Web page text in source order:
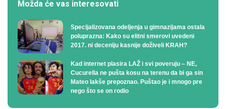
Možda će vas interesovati
Specijalizovana odeljenja u gimnazijama ostala
poluprazna: Kako su elitni smerovi uvedeni
2017. ni deceniju kasnije doživeli KRAH?
Kad internet plasira LAŽ i svi poveruju – NE,
Cucurella ne pušta kosu na terenu da bi ga sin
Mateo lakše prepoznao. Puštao je i mnogo pre
nego što se on rodio